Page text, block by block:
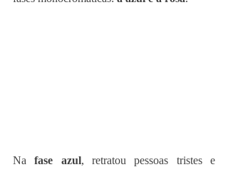
Na fase azul, retratou pessoas tristes e